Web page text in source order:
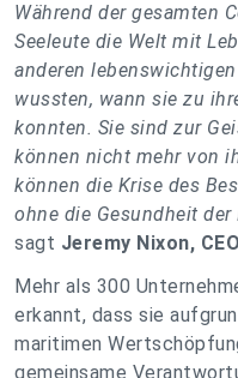
Während der gesamten
Seeleute die Welt mit
anderen
wussten, wann sie zu
konnten. Sie sind zur
können nicht mehr von
können die Krise des
ohne die Gesundheit
sagt Jeremy Nixon,
Mehr als 300
erkannt, dass sie
maritimen
gemeinsame